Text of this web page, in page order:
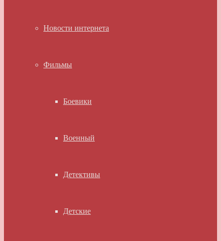
Новости интернета
Фильмы
Боевики
Военный
Детективы
Детские